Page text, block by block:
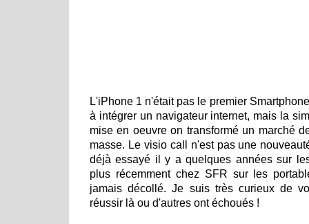
L'iPhone 1 n'était pas le premier
à intégrer un navigateur internet, mais la
mise en oeuvre on transformé un marché
masse. Le visio call n'est pas une
déjà essayé il y a quelques années sur
plus récemment chez SFR sur les
jamais décollé. Je suis très curieux de
réussir là ou d'autres ont échoués !